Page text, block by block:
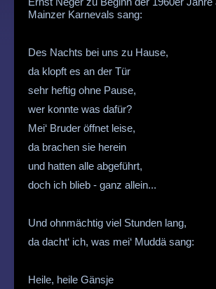
Mainzer Karnevals sang:
Des Nachts bei uns zu Hause,
da klopft es an der Tür
sehr heftig ohne Pause,
wer konnte was dafür?
Mei‘ Bruder öffnet leise,
da brachen sie herein
und hatten alle abgeführt,
doch ich blieb - ganz allein...
Und ohnmächtig viel Stunden lang,
da dacht‘ ich, was mei‘ Muddä sang:
Heile, heile Gänsje